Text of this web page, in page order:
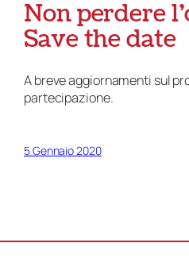
Non perdere
Save the date
A breve aggiornamenti sul
partecipazione.
5 Gennaio 2020